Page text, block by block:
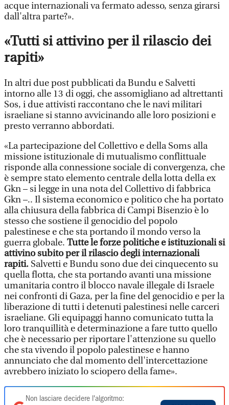
acque internazionali va fermato adesso, senza girarsi
dall'altra parte?».
«Tutti si attivino per il rilascio dei
rapiti»
In altri due post pubblicati da Bundu e Salvetti
intorno alle 13 di oggi, che assomigliano ad altrettanti
Sos, i due attivisti raccontano che le navi militari
israeliane si stanno avvicinando alle loro posizioni e
presto verranno abbordati.
«La partecipazione del Collettivo e della Soms alla
missione istituzionale di mutualismo conflittuale
risponde alla connessione sociale di convergenza, che
è sempre stato elemento centrale della lotta della ex
Gkn – si legge in una nota del Collettivo di fabbrica
Gkn –.. Il sistema economico e politico che ha portato
alla chiusura della fabbrica di Campi Bisenzio è lo
stesso che sostiene il genocidio del popolo
palestinese e che sta portando il mondo verso la
guerra globale. Tutte le forze politiche e istituzionali si
attivino subito per il rilascio degli internazionali
rapiti. Salvetti e Bundu sono due dei cinquecento su
quella flotta, che sta portando avanti una missione
umanitaria contro il blocco navale illegale di Israele
nei confronti di Gaza, per la fine del genocidio e per la
liberazione di tutti i detenuti palestinesi nelle carceri
israeliane. Gli equipaggi hanno comunicato tutta la
loro tranquillità e determinazione a fare tutto quello
che è necessario per riportare l'attenzione su quello
che sta vivendo il popolo palestinese e hanno
annunciato che dal momento dell'intercettazione
avrebbero iniziato lo sciopero della fame».
Non lasciare decidere l'algoritmo: